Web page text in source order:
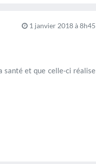
1 janvier 2018 à 8h45
santé et que celle-ci réalise